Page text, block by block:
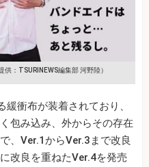
提供：TSURINEWS編集部 河野陸）
衝布が装着されており、
包み込み、外からその存在
、Ver.1からVer.3まで改良
改良を重ねたVer.4を発売